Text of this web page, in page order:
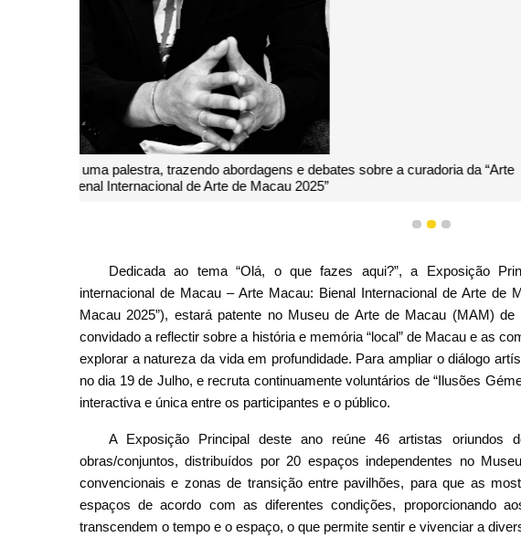
O artista Chan Hung-Lu conduzirá o workshop
1 2 3
Dedicada ao tema “Olá, o que fazes aqui?”, a Exposição
internacional de Macau – Arte Macau: Bienal Internacional de Arte de
Macau 2025”), estará patente no Museu de Arte de Macau (MAM)
convidado a reflectir sobre a história e memória “local” de Macau e as
explorar a natureza da vida em profundidade. Para ampliar o diálogo
no dia 19 de Julho, e recruta continuamente voluntários de “Ilusões
interactiva e única entre os participantes e o público.
A Exposição Principal deste ano reúne 46 artistas oriundos
obras/conjuntos, distribuídos por 20 espaços independentes no
convencionais e zonas de transição entre pavilhões, para que as
espaços de acordo com as diferentes condições, proporcionando
transcendem o tempo e o espaço, o que permite sentir e vivenciar a